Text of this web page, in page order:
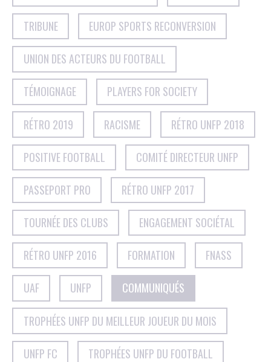
TRIBUNE EUROP SPORTS RECONVERSION
UNION DES ACTEURS DU FOOTBALL
TÉMOIGNAGE PLAYERS FOR SOCIETY
RÉTRO 2019 RACISME RÉTRO UNFP 2018
POSITIVE FOOTBALL COMITÉ DIRECTEUR UNFP
PASSEPORT PRO RÉTRO UNFP 2017
TOURNÉE DES CLUBS ENGAGEMENT SOCIÉTAL
RÉTRO UNFP 2016 FORMATION FNASS
UAF UNFP COMMUNIQUÉS
TROPHÉES UNFP DU MEILLEUR JOUEUR DU MOIS
UNFP FC TROPHÉES UNFP DU FOOTBALL